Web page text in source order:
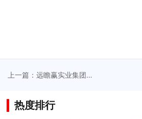
上一篇：远瞻赢实业集团
热度排行